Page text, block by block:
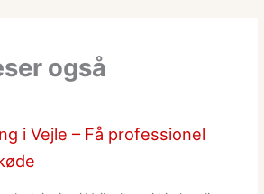
også
i Vejle – Få professionel